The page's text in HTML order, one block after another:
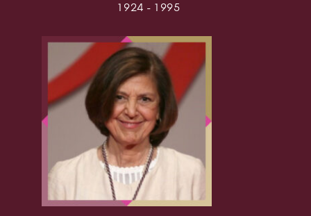
1924 - 1995